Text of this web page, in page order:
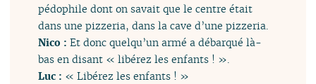
pédophile dont on savait que le centre était
dans une pizzeria, dans la cave d’une pizzeria.
Nico :Et donc quelqu’un armé a débarqué là-
bas en disant « libérez les enfants ! ».
Luc : « Libérez les enfants ! »